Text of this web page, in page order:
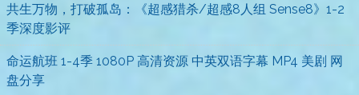
共生万物，打破孤岛：《超感猎杀/超感8人组 Sense8》1-2
季深度影评
命运航班 1-4季 1080P 高清资源 中英双语字幕 MP4 美剧 网
盘分享